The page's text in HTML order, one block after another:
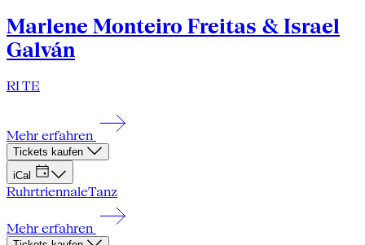
Marlene Monteiro Freitas & Israel
Galván
RI TE
Mehr erfahren
Tickets kaufen
iCal
RuhrtriennaleTanz
Mehr erfahren